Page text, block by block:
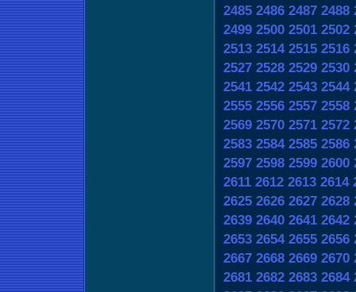
2485 2486 2487 2488
2499 2500 2501 2502
2513 2514 2515 2516
2527 2528 2529 2530
2541 2542 2543 2544
2555 2556 2557 2558
2569 2570 2571 2572
2583 2584 2585 2586
2597 2598 2599 2600
2611 2612 2613 2614
2625 2626 2627 2628
2639 2640 2641 2642
2653 2654 2655 2656
2667 2668 2669 2670
2681 2682 2683 2684